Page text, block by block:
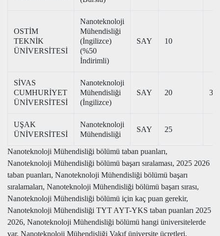
OSTİM
TEKNİK
ÜNİVERSİTESİ
Nanoteknoloji
Mühendisliği
(İngilizce)
(%50
İndirimli)
SAY 10
SİVAS
CUMHURİYET
ÜNİVERSİTESİ
Nanoteknoloji
Mühendisliği
(İngilizce)
SAY 20
UŞAK
ÜNİVERSİTESİ
Nanoteknoloji
Mühendisliği
SAY 25
Nanoteknoloji Mühendisliği bölümü taban puanları,
Nanoteknoloji Mühendisliği bölümü başarı sıralaması, 2025 2026
taban puanları, Nanoteknoloji Mühendisliği bölümü başarı
sıralamaları, Nanoteknoloji Mühendisliği bölümü başarı sırası,
Nanoteknoloji Mühendisliği bölümü için kaç puan gerekir,
Nanoteknoloji Mühendisliği TYT AYT-YKS taban puanları 2025
2026, Nanoteknoloji Mühendisliği bölümü hangi üniversitelerde
var, Nanoteknoloji Mühendisliği Vakıf üniversite ücretleri,